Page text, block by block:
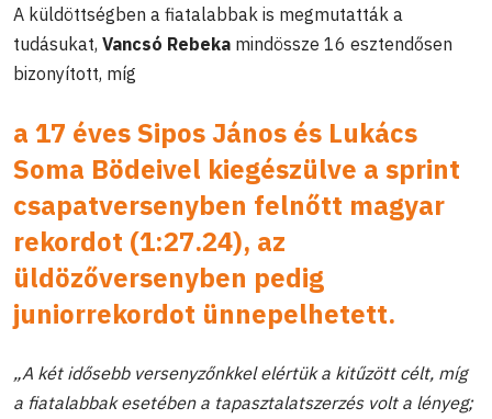
A küldöttségben a fiatalabbak is megmutatták a
tudásukat, Vancsó Rebeka mindössze 16 esztendősen
bizonyított, míg
a 17 évesSipos János és Lukács
Soma Bödeivel kiegészülve a sprint
csapatversenyben felnőtt magyar
rekordot (1:27.24), az
üldözőversenyben pedig
juniorrekordot ünnepelhetett.
„A két idősebb versenyzőnkkel elértük a kitűzött célt, míg
a fiatalabbak esetében a tapasztalatszerzés volt a lényeg;